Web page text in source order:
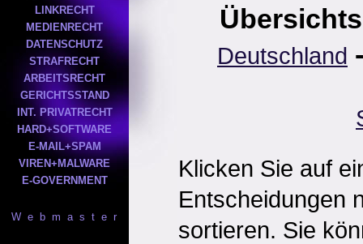
LINKRECHT
MEDIENRECHT
DATENSCHUTZ
STRAFRECHT
ARBEITSRECHT
GERICHTSSTAND
INT. PRIVATRECHT
HARD+SOFTWARE
E-MAIL+SPAM
VIREN+MALWARE
E-GOVERNMENT
W e b m a s t e r
Deutschland
Klicken Sie auf
Entscheidungen
sortieren. Sie